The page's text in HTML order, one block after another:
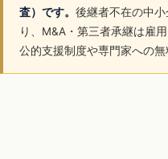
査）です。 後継者不在の中
り、M&A・第三者承継は雇
公的支援制度や専門家への無